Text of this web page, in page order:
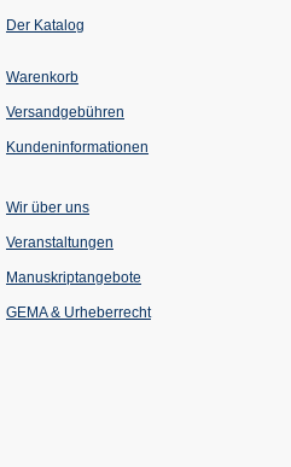
Der Katalog
Warenkorb
Versandgebühren
Kundeninformationen
Wir über uns
Veranstaltungen
einem
Tab)
Manuskriptangebote
GEMA & Urheberrecht